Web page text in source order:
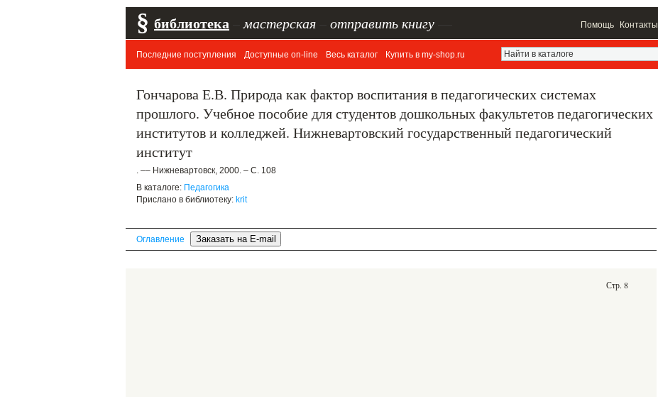
§ библиотека мастерская отправить книгу Помощь Контакты
Последние поступления Доступные on-line Весь каталог Купить в my-shop.ru
Гончарова Е.В. Природа как фактор воспитания в педагогических системах
прошлого. Учебное пособие для студентов дошкольных факультетов педагогических
институтов и колледжей. Нижневартовский государственный педагогический
институт
. –– Нижневартовск, 2000. – С. 108
В каталоге: Педагогика
Прислано в библиотеку: krit
Оглавление
Стр. 8